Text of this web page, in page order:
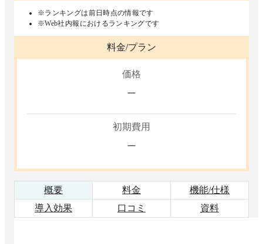
※ランキングは前日時点の情報です
※Web社内報におけるランキングです
料金/プラン
価格
ー
初期費用
ー
概要 料金
機能/仕様
導入効果
口コミ 資料